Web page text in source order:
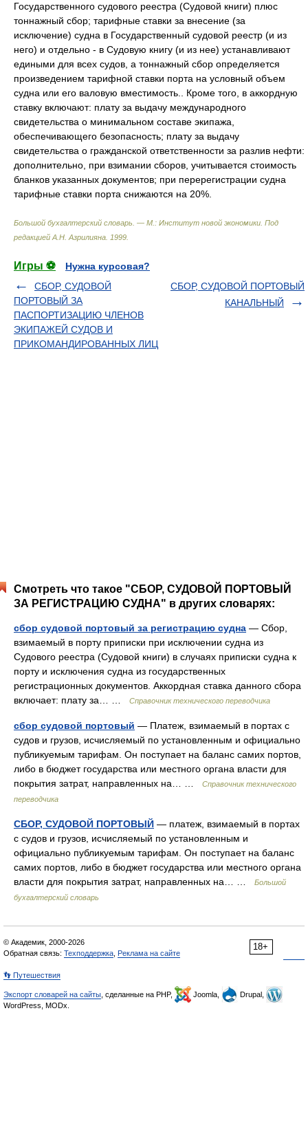
Государственного судового реестра (Судовой книги) плюс
тоннажный сбор; тарифные ставки за внесение (за
исключение) судна в Государственный судовой реестр (и из
него) и отдельно - в Судовую книгу (и из нее) устанавливают
едиными для всех судов, а тоннажный сбор определяется
произведением тарифной ставки порта на условный объем
судна или его валовую вместимость.. Кроме того, в аккордную
ставку включают: плату за выдачу международного
свидетельства о минимальном составе экипажа,
обеспечивающего безопасность; плату за выдачу
свидетельства о гражданской ответственности за разлив нефти:
дополнительно, при взимании сборов, учитывается стоимость
бланков указанных документов; при перерегистрации судна
тарифные ставки порта снижаются на 20%.
Большой бухгалтерский словарь. — М.: Институт новой экономики Под
редакцией А.Н. Азрилияна 1999
Игры ⚽
Нужна курсовая?
СБОР, СУДОВОЙ
ПОРТОВЫЙ ЗА
ПАСПОРТИЗАЦИЮ ЧЛЕНОВ
ЭКИПАЖЕЙ СУДОВ И
ПРИКОМАНДИРОВАННЫХ ЛИЦ
СБОР, СУДОВОЙ ПОРТОВЫЙ
КАНАЛЬНЫЙ
Смотреть что такое "СБОР, СУДОВОЙ ПОРТОВЫЙ
ЗА РЕГИСТРАЦИЮ СУДНА" в других словарях:
сбор судовой портовый за регистрацию судна — Сбор,
взимаемый в порту приписки при исключении судна из
Судового реестра (Судовой книги) в случаях приписки судна к
порту и исключения судна из государственных
регистрационных документов. Аккордная ставка данного сбора
включает: плату за… …
Справочник технического переводчика
сбор судовой портовый — Платеж, взимаемый в портах с
судов и грузов, исчисляемый по установленным и официально
публикуемым тарифам. Он поступает на баланс самих портов,
либо в бюджет государства или местного органа власти для
покрытия затрат, направленных на… …
Справочник технического
переводчика
СБОР, СУДОВОЙ ПОРТОВЫЙ — платеж, взимаемый в портах
с судов и грузов, исчисляемый по установленным и
официально публикуемым тарифам. Он поступает на баланс
самих портов, либо в бюджет государства или местного органа
власти для покрытия затрат, направленных на… …
Большой
бухгалтерский словарь
18+
© Академик, 2000-2026
Обратная связь: Техподдержка Реклама на сайте
👣 Путешествия
Экспорт словарей на сайты , сделанные на PHP, Joomla,
Drupal,
WordPress, MODx.